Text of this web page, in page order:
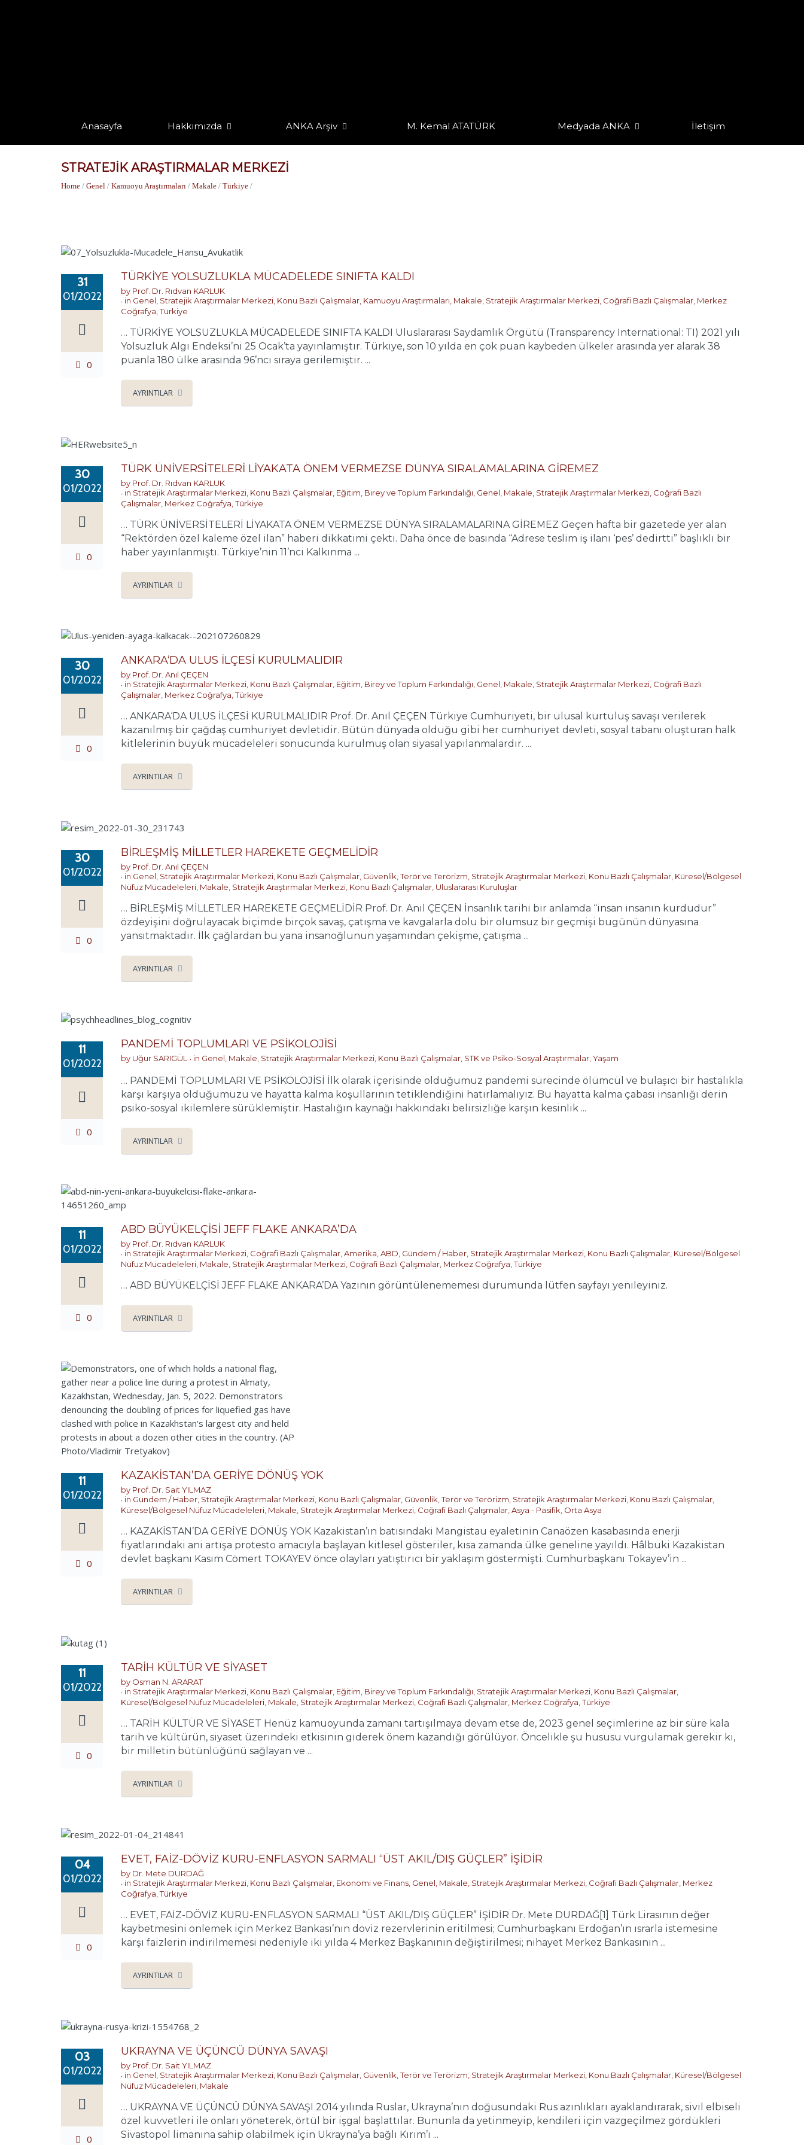
Anasayfa Hakkımızda ANKA Arşiv M. Kemal ATATÜRK Medyada ANKA İletişim
STRATEJIK ARAŞTIRMALAR MERKEZI
Home / Genel / Kamuoyu Araştırmaları / Makale / Türkiye /
31
01/2022
0
TÜRKİYE YOLSUZLUKLA MÜCADELEDE SINIFTA KALDI
by Prof. Dr. Rıdvan KARLUK
in Genel, Stratejik Araştırmalar Merkezi, Konu Bazlı Çalışmalar, Kamuoyu Araştırmaları, Makale, Stratejik Araştırmalar Merkezi, Coğrafi Bazlı Çalışmalar, Merkez
Coğrafya,Türkiye
… TÜRKİYE YOLSUZLUKLA MÜCADELEDE SINIFTA KALDI Uluslararası Saydamlık Örgütü (Transparency International: TI) 2021 yılı
Yolsuzluk Algı Endeksi’ni 25 Ocak’ta yayınlamıştır. Türkiye, son 10 yılda en çok puan kaybeden ülkeler arasında yer alarak 38
puanla 180 ülke arasında 96’ncı sıraya gerilemiştir. ...
AYRINTILAR
30
01/2022
0
TÜRK ÜNİVERSİTELERİ LİYAKATA ÖNEM VERMEZSE DÜNYA SIRALAMALARINA GİREMEZ
by Prof. Dr. Rıdvan KARLUK
in Stratejik Araştırmalar Merkezi Konu Bazlı Çalışmalar Eğitim, Birey ve Toplum Farkındalığı Genel Makale Stratejik Araştırmalar Merkezi Coğrafi Bazlı
Çalışmalar Merkez Coğrafya ,Türkiye
… TÜRK ÜNİVERSİTELERİ LİYAKATA ÖNEM VERMEZSE DÜNYA SIRALAMALARINA GİREMEZ Geçen hafta bir gazetede yer alan
“Rektörden özel kaleme özel ilan” haberi dikkatimi çekti. Daha önce de basında “Adrese teslim iş ilanı ‘pes’ dedirtti” başlıklı bir
haber yayınlanmıştı. Türkiye’nin 11’nci Kalkınma ...
AYRINTILAR
30
01/2022
0
ANKARA‘DA ULUS İLÇESİ KURULMALIDIR
by Prof. Dr. Anıl ÇEÇEN
in Stratejik Araştırmalar Merkezi, Konu Bazlı Çalışmalar, Eğitim, Birey ve Toplum Farkındalığı, Genel, Makale, Stratejik Araştırmalar Merkezi, Coğrafi Bazlı
Çalışmalar, Merkez Coğrafya,Türkiye
… ANKARA‘DA ULUS İLÇESİ KURULMALIDIR Prof. Dr. Anıl ÇEÇEN Türkiye Cumhuriyeti, bir ulusal kurtuluş savaşı verilerek
kazanılmış bir çağdaş cumhuriyet devletidir. Bütün dünyada olduğu gibi her cumhuriyet devleti, sosyal tabanı oluşturan halk
kitlelerinin büyük mücadeleleri sonucunda kurulmuş olan siyasal yapılanmalardır. ...
AYRINTILAR
30
01/2022
0
BİRLEŞMİŞ MİLLETLER HAREKETE GEÇMELİDİR
by Prof. Dr. Anıl ÇEÇEN
in Genel Stratejik Araştırmalar Merkezi Konu Bazlı Çalışmalar Güvenlik, Terör ve Terörizm Stratejik Araştırmalar Merkezi Konu Bazlı Çalışmalar Küresel/Bölgesel
Nüfuz Mücadeleleri Makale Stratejik Araştırmalar Merkezi Konu Bazlı Çalışmalar Uluslararası Kuruluşlar
… BİRLEŞMİŞ MİLLETLER HAREKETE GEÇMELİDİR Prof. Dr. Anıl ÇEÇEN İnsanlık tarihi bir anlamda “insan insanın kurdudur”
özdeyişini doğrulayacak biçimde birçok savaş, çatışma ve kavgalarla dolu bir olumsuz bir geçmişi bugünün dünyasına
yansıtmaktadır. İlk çağlardan bu yana insanoğlunun yaşamından çekişme, çatışma ...
AYRINTILAR
11
01/2022
0
PANDEMİ TOPLUMLARI VE PSİKOLOJİSİ
by Uğur SARIGÜL in Genel, Makale, Stratejik Araştırmalar Merkezi, Konu Bazlı Çalışmalar, STK ve Psiko-Sosyal Araştırmalar,Yaşam
… PANDEMİ TOPLUMLARI VE PSİKOLOJİSİ İlk olarak içerisinde olduğumuz pandemi sürecinde ölümcül ve bulaşıcı bir hastalıkla
karşı karşıya olduğumuzu ve hayatta kalma koşullarının tetiklendiğini hatırlamalıyız. Bu hayatta kalma çabası insanlığı derin
psiko-sosyal ikilemlere sürüklemiştir. Hastalığın kaynağı hakkındaki belirsizliğe karşın kesinlik ...
AYRINTILAR
11
01/2022
0
ABD BÜYÜKELÇİSİ JEFF FLAKE ANKARA’DA
by Prof. Dr. Rıdvan KARLUK
in Stratejik Araştırmalar Merkezi, Coğrafi Bazlı Çalışmalar,Amerika,ABD, Gündem / Haber, Stratejik Araştırmalar Merkezi, Konu Bazlı Çalışmalar, Küresel/Bölgesel
Nüfuz Mücadeleleri, Makale, Stratejik Araştırmalar Merkezi, Coğrafi Bazlı Çalışmalar, Merkez Coğrafya,Türkiye
… ABD BÜYÜKELÇİSİ JEFF FLAKE ANKARA’DA Yazının görüntülenememesi durumunda lütfen sayfayı yenileyiniz.
AYRINTILAR
11
01/2022
0
KAZAKİSTAN’DA GERİYE DÖNÜŞ YOK
by Prof. Dr. Sait YILMAZ
in Gündem / Haber, Stratejik Araştırmalar Merkezi, Konu Bazlı Çalışmalar, Güvenlik, Terör ve Terörizm, Stratejik Araştırmalar Merkezi, Konu Bazlı Çalışmalar,
Küresel/Bölgesel Nüfuz Mücadeleleri, Makale, Stratejik Araştırmalar Merkezi, Coğrafi Bazlı Çalışmalar,Asya - Pasifik, Orta Asya
… KAZAKİSTAN’DA GERİYE DÖNÜŞ YOK Kazakistan’ın batısındaki Mangistau eyaletinin Canaözen kasabasında enerji
fiyatlarındaki ani artışa protesto amacıyla başlayan kitlesel gösteriler, kısa zamanda ülke geneline yayıldı. Hâlbuki Kazakistan
devlet başkanı Kasım Cömert TOKAYEV önce olayları yatıştırıcı bir yaklaşım göstermişti. Cumhurbaşkanı Tokayev’in ...
AYRINTILAR
11
01/2022
0
TARİH KÜLTÜR VE SİYASET
by Osman N. ARARAT
in Stratejik Araştırmalar Merkezi Konu Bazlı Çalışmalar Eğitim, Birey ve Toplum Farkındalığı Stratejik Araştırmalar Merkezi Konu Bazlı Çalışmalar
Küresel/Bölgesel Nüfuz Mücadeleleri Makale Stratejik Araştırmalar Merkezi Coğrafi Bazlı Çalışmalar Merkez Coğrafya ,Türkiye
… TARİH KÜLTÜR VE SİYASET Henüz kamuoyunda zamanı tartışılmaya devam etse de, 2023 genel seçimlerine az bir süre kala
tarih ve kültürün, siyaset üzerindeki etkisinin giderek önem kazandığı görülüyor. Öncelikle şu hususu vurgulamak gerekir ki,
bir milletin bütünlüğünü sağlayan ve ...
AYRINTILAR
04
01/2022
0
EVET, FAİZ-DÖVİZ KURU-ENFLASYON SARMALI “ÜST AKIL/DIŞ GÜÇLER” İŞİDİR
by Dr. Mete DURDAĞ
in Stratejik Araştırmalar Merkezi, Konu Bazlı Çalışmalar, Ekonomi ve Finans, Genel, Makale, Stratejik Araştırmalar Merkezi, Coğrafi Bazlı Çalışmalar, Merkez
Coğrafya,Türkiye
… EVET, FAİZ-DÖVİZ KURU-ENFLASYON SARMALI “ÜST AKIL/DIŞ GÜÇLER” İŞİDİR Dr. Mete DURDAĞ[1] Türk Lirasının değer
kaybetmesini önlemek için Merkez Bankası’nın döviz rezervlerinin eritilmesi; Cumhurbaşkanı Erdoğan’ın ısrarla istemesine
karşı faizlerin indirilmemesi nedeniyle iki yılda 4 Merkez Başkanının değiştirilmesi; nihayet Merkez Bankasının ...
AYRINTILAR
03
01/2022
0
UKRAYNA VE ÜÇÜNCÜ DÜNYA SAVAŞI
by Prof. Dr. Sait YILMAZ
in Genel Stratejik Araştırmalar Merkezi Konu Bazlı Çalışmalar Güvenlik, Terör ve Terörizm Stratejik Araştırmalar Merkezi Konu Bazlı Çalışmalar Küresel/Bölgesel
Nüfuz Mücadeleleri Makale
… UKRAYNA VE ÜÇÜNCÜ DÜNYA SAVAŞI 2014 yılında Ruslar, Ukrayna’nın doğusundaki Rus azınlıkları ayaklandırarak, sivil elbiseli
özel kuvvetleri ile onları yöneterek, örtül bir işgal başlattılar. Bununla da yetinmeyip, kendileri için vazgeçilmez gördükleri
Sivastopol limanına sahip olabilmek için Ukrayna’ya bağlı Kırım’ı ...